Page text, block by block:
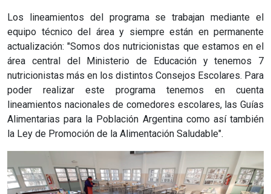
Los lineamientos del programa se trabajan mediante el
equipo técnico del área y siempre están en permanente
actualización: "Somos dos nutricionistas que estamos en el
área central del Ministerio de Educación y tenemos 7
nutricionistas más en los distintos Consejos Escolares. Para
poder realizar este programa tenemos en cuenta
lineamientos nacionales de comedores escolares, las Guías
Alimentarias para la Población Argentina como así también
la Ley de Promoción de la Alimentación Saludable".